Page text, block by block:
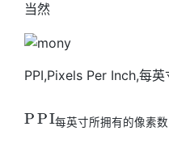
当然
PPI,Pixels Per Inch,每英
PPI每英寸所拥有的像素数